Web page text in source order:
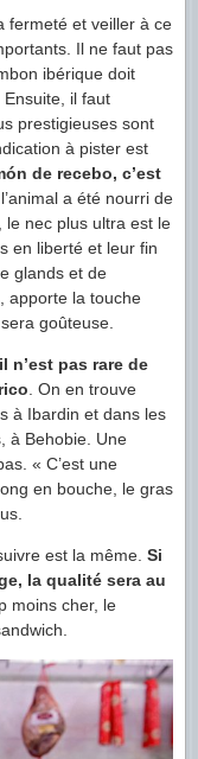
fermeté et veiller à ce
Il ne faut pas
ibérique doit
il faut
prestigieuses sont
à pister est
de recebo, c’est
a été nourri de
le nec plus ultra est le
en liberté et leur fin
glands et de
apporte la touche
goûteuse.
pas rare de
. On en trouve
à Ibardin et dans les
à Behobie. Une
« C’est une
en bouche, le gras
est la même. Si
la qualité sera au
moins cher, le